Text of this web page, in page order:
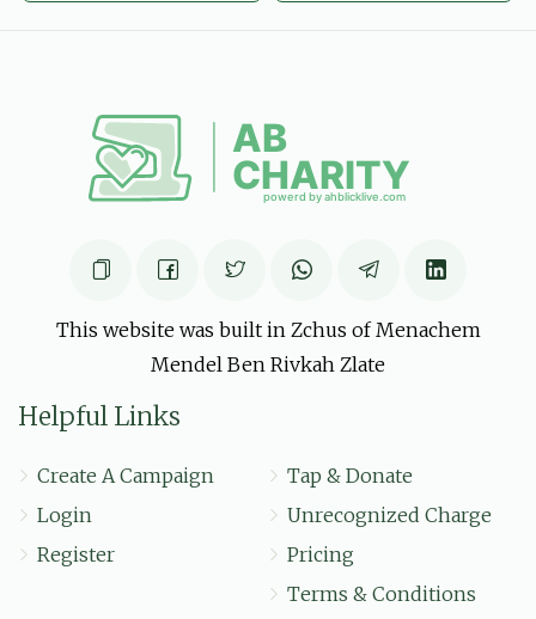
This website was built in Zchus of Menachem
Mendel Ben Rivkah Zlate
Helpful Links
Create A Campaign
Login
Register
Tap & Donate
Unrecognized Charge
Pricing
Terms & Conditions